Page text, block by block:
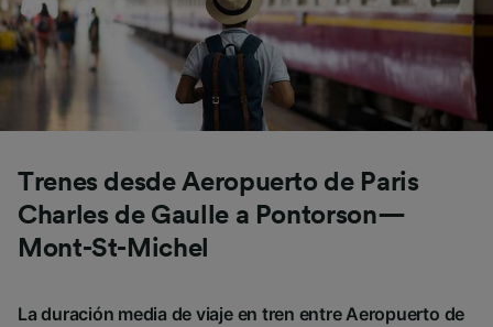
Trenes desde Aeropuerto de Paris
Charles de Gaulle a Pontorson—
Mont-St-Michel
La duración media de viaje en tren entre Aeropuerto de